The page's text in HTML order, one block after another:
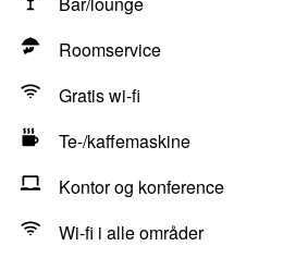
Roomservice
Gratis wi-fi
Te-/kaffemaskine
Kontor og konference
Wi-fi i alle områder